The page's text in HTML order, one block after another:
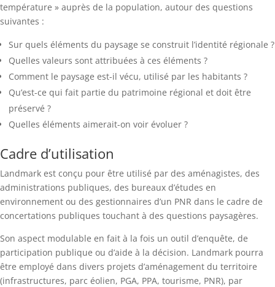
température » auprès de la population, autour des questions
suivantes :
Sur quels éléments du paysage se construit l’identité régionale ?
Quelles valeurs sont attribuées à ces éléments ?
Comment le paysage est-il vécu, utilisé par les habitants ?
Qu’est-ce qui fait partie du patrimoine régional et doit être
préservé ?
Quelles éléments aimerait-on voir évoluer ?
Cadre d’utilisation
Landmark est conçu pour être utilisé par des aménagistes, des
administrations publiques, des bureaux d’études en
environnement ou des gestionnaires d’un PNR dans le cadre de
concertations publiques touchant à des questions paysagères.
Son aspect modulable en fait à la fois un outil d’enquête, de
participation publique ou d’aide à la décision. Landmark pourra
être employé dans divers projets d’aménagement du territoire
(infrastructures, parc éolien, PGA, PPA, tourisme, PNR), par